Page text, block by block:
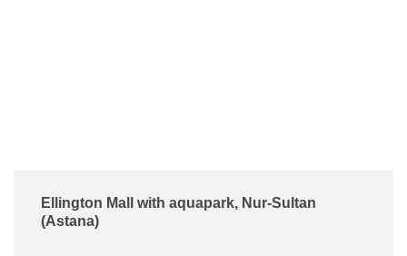
Ellington Mall with aquapark, Nur-Sultan
(Astana)